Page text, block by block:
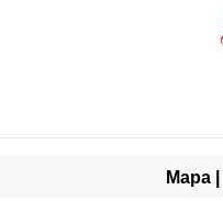
Mapa